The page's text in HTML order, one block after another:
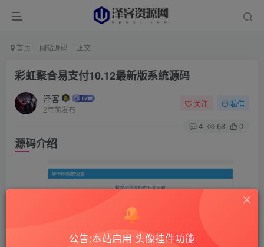
首页 网站源码 正文
彩虹聚合易支付10.12最新版系统源码
泽客
2年前发布
关注 私信
4 68 0
源码介绍
公告:本站启用 头像挂件功能